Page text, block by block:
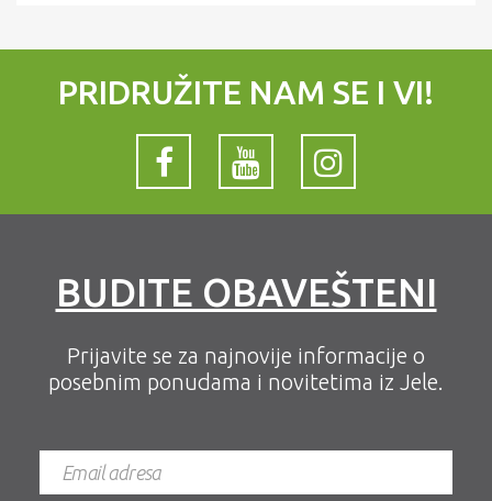
PRIDRUŽITE NAM SE I VI!
BUDITE OBAVEŠTENI
Prijavite se za najnovije informacije o
posebnim ponudama i novitetima iz Jele.